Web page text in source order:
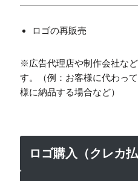
ロゴの再販売
※広告代理店や制作会社な
す。（例：お客様に代わっ
様に納品する場合など）
ロゴ購入（クレカ払